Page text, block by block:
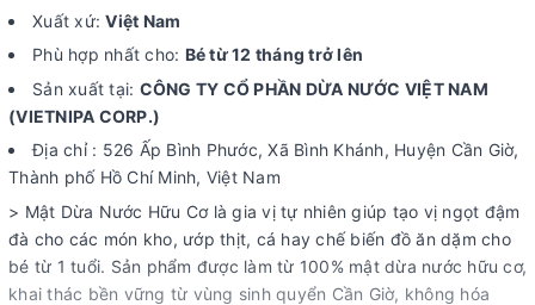
Xuất xứ:Việt Nam
Phù hợp nhất cho: Bé từ 12 tháng trở lên
Sản xuất tại: CÔNG TY CỔ PHẦN DỪA NƯỚC VIỆT NAM
(VIETNIPA CORP.)
Địa chỉ : 526 Ấp Bình Phước, Xã Bình Khánh, Huyện Cần Giờ,
Thành phố Hồ Chí Minh, Việt Nam
> Mật Dừa Nước Hữu Cơ là gia vị tự nhiên giúp tạo vị ngọt đậm
đà cho các món kho, ướp thịt, cá hay chế biến đồ ăn dặm cho
bé từ 1 tuổi. Sản phẩm được làm từ 100% mật dừa nước hữu cơ,
khai thác bền vững từ vùng sinh quyển Cần Giờ, không hóa